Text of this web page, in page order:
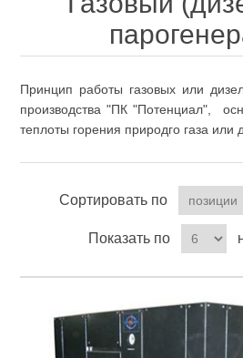
Принцип работы газовых или
производства "ПК "Потенциал",
теплоты горения природго газа или
Сортировать по
Показать по